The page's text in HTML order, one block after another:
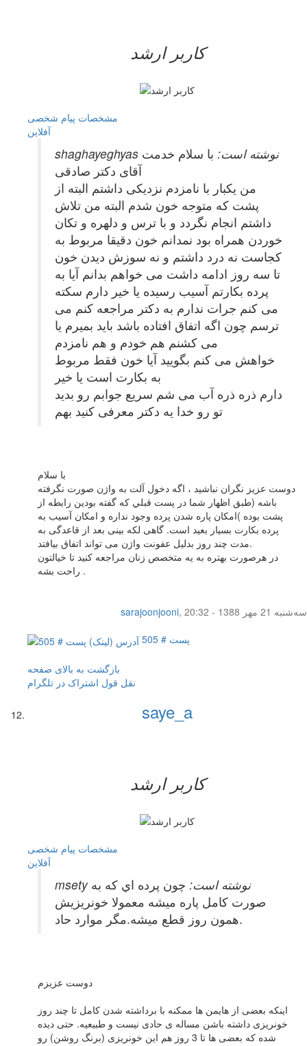
کاربر ارشد
مشخصات پیام شخصی
آفلاين
shaghayeghyas نوشته است: با سلام خدمت
آقای دکتر صادقی
من یکبار با نامزدم نزدیکی داشتم البته از
پشت که متوجه خون شدم البته من تلاش
داشتم انجام نگردد و با ترس و دلهره و تکان
خوردن همراه بود نمدانم خون دقیقا مربوط به
کجاست نه درد داشتم و نه سوزش دیدن خون
تا سه روز ادامه داشت می خواهم بدانم آیا به
پرده بکارتم آسیب رسیده یا خیر دارم سکته
می کنم جرات ندارم به دکتر مراجعه کنم می
ترسم چون اگه اتفاق افتاده باشد باید بمیرم یا
می کشنم هم خودم و هم نامزدم
خواهش می کنم بگویید آیا خون فقط مربوط
به بکارت است یا خیر
دارم ذره ذره آب می شم سریع جوابم رو بدید
تو رو خدا یه دکتر معرفی کنید بهم
با سلام
دوست عزيز نگران نباشيد ، اگه دخول آلت به واژن صورت نگرفته
باشه (طبق اظهار شما در پست قبلي كه گفته بودين رابطه از
پشت بوده )امكان پاره شدن پرده وجود نداره و امکان آسیب به
پرده بکارت بسیار بعید است. گاهی لکه بینی بعد از قاعدگی به
مدت چند روز بدلیل عفونت واژن می تواند اتفاق بیافتد.
در هرصورت بهتره به يه متخصص زنان مراجعه كنيد تا خيالتون
راحت بشه .
sarajoonjooni,
سه‌شنبه 21 مهر 1388 - 20:32
پست # 505
بازگشت به بالای صفحه
نقل قول اشتراک در تلگرام
saye_a
کاربر ارشد
مشخصات پیام شخصی
آفلاين
msety نوشته است: چون پرده اي كه به
صورت كامل پاره ميشه معمولا خونريزيش
همون روز قطع ميشه.مگر موارد حاد.
دوست عزیزم
اینکه بعضی از هایمن ها ممکنه با برداشته شدن کامل تا چند روز
خونریزی داشته باشن مساله ی حادی نیست و طبیعیه. حتی دیده
شده که بعضی ها تا 3 روز هم این خونریزی (برنگ روشن) رو